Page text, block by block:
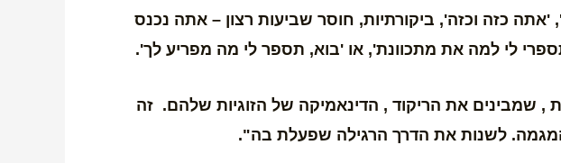
כזה וכזה', ביקורתיות, חוסר שביעות רצון – אתה נכנס
לי למה את מתכוונת', או 'בוא, תספר לי מה מפריע לך'.
, שמבינים את הריקוד , הדינאמיקה של הזוגיות שלהם. זה
לשנות את הדרך הרגילה שפעלת בה".